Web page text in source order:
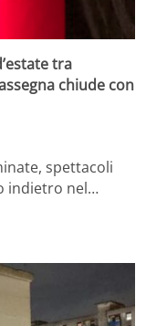
tra
chiude con
spettacoli
indietro nel…